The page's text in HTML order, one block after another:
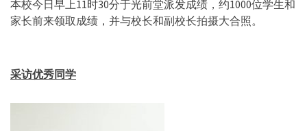
本校今日早上11时30分于光前堂派发成绩，约1000位学生和
家长前来领取成绩，并与校长和副校长拍摄大合照。
采访优秀同学